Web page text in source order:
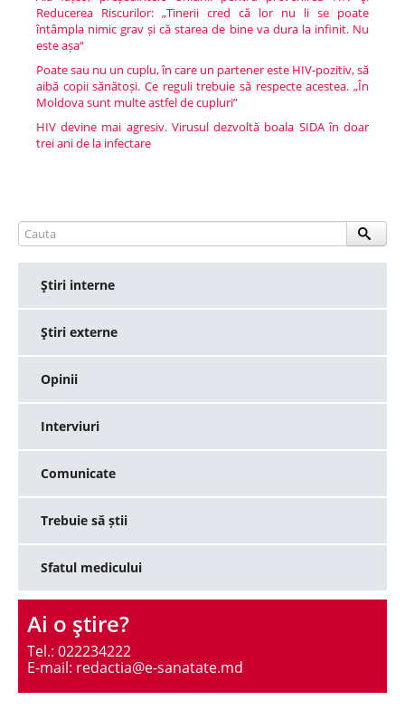
Reducerea Riscurilor: „Tinerii cred că lor nu li se poate
întâmpla nimic grav și că starea de bine va dura la infinit. Nu
este așa“
Poate sau nu un cuplu, în care un partener este HIV-pozitiv, să
aibă copii sănătoși. Ce reguli trebuie să respecte acestea. „În
Moldova sunt multe astfel de cupluri”
HIV devine mai agresiv. Virusul dezvoltă boala SIDA în doar
trei ani de la infectare
Ştiri interne
Ştiri externe
Opinii
Interviuri
Comunicate
Trebuie să știi
Sfatul medicului
Ai o ştire?
Tel.: 022234222
E-mail: redactia@e-sanatate.md